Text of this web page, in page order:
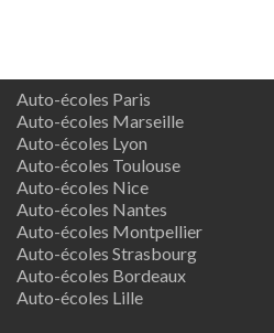
Auto-écoles Paris
Auto-écoles Marseille
Auto-écoles Lyon
Auto-écoles Toulouse
Auto-écoles Nice
Auto-écoles Nantes
Auto-écoles Montpellier
Auto-écoles Strasbourg
Auto-écoles Bordeaux
Auto-écoles Lille